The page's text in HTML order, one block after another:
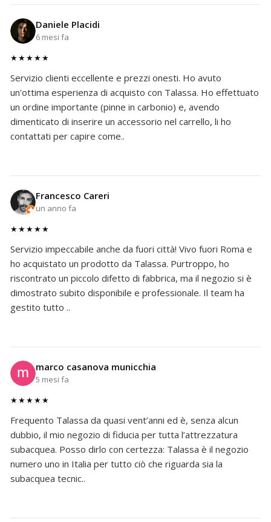
Daniele Placidi
6 mesi fa
★★★★★
Servizio clienti eccellente e prezzi onesti. Ho avuto
un'ottima esperienza di acquisto con Talassa. Ho effettuato
un ordine importante (pinne in carbonio) e, avendo
dimenticato di inserire un accessorio nel carrello, li ho
contattati per capire come..
Francesco Careri
un anno fa
★★★★★
Servizio impeccabile anche da fuori città! Vivo fuori Roma e
ho acquistato un prodotto da Talassa. Purtroppo, ho
riscontrato un piccolo difetto di fabbrica, ma il negozio si è
dimostrato subito disponibile e professionale. Il team ha
gestito tutto ..
marco casanova municchia
5 mesi fa
★★★★★
Frequento Talassa da quasi vent’anni ed è, senza alcun
dubbio, il mio negozio di fiducia per tutta l’attrezzatura
subacquea. Posso dirlo con certezza: Talassa è il negozio
numero uno in Italia per tutto ciò che riguarda sia la
subacquea tecnic..